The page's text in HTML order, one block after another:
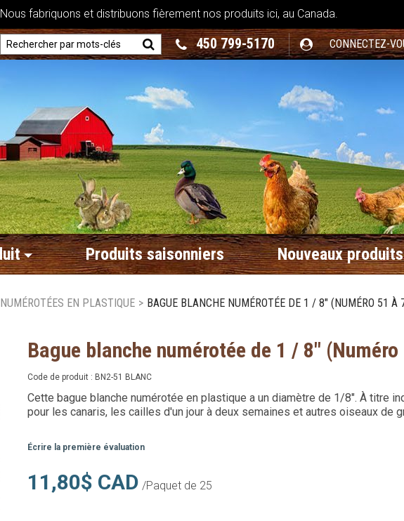
Nous fabriquons et distribuons fièrement nos produits ici, au Canada.
450 799-5170 CONNECTEZ-
Produits saisonniers Nouveaux produits
EN PLASTIQUE > BAGUE BLANCHE NUMÉROTÉE DE 1 / 8" (NUMÉRO 51 À
Bague blanche numérotée de 1 / 8"
Code de produit : BN2-51 BLANC
Cette bague blanche numérotée en plastique a un diamètre de 1/8". À titre
pour les canaris, les cailles d'un jour à deux semaines et autres oiseaux de
Écrire la première évaluation
11,80$ CAD /Paquet de 25